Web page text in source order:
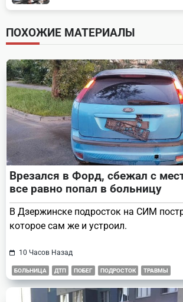
subtitle
screen-
reader-
text">Page</span>
ПОХОЖИЕ МАТЕРИАЛЫ
Врезался в Форд, сбежал с
все равно попал в больницу
В Дзержинске подросток на СИМ
которое сам же и устроил.
10 Часов Назад
БОЛЬНИЦА ДТП ПОБЕГ ПОДРОСТОК ТРАВМЫ